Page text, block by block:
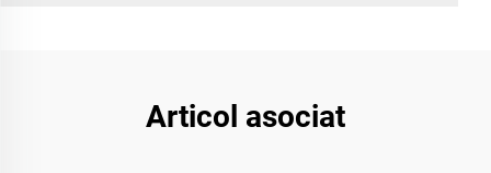
Articol asociat